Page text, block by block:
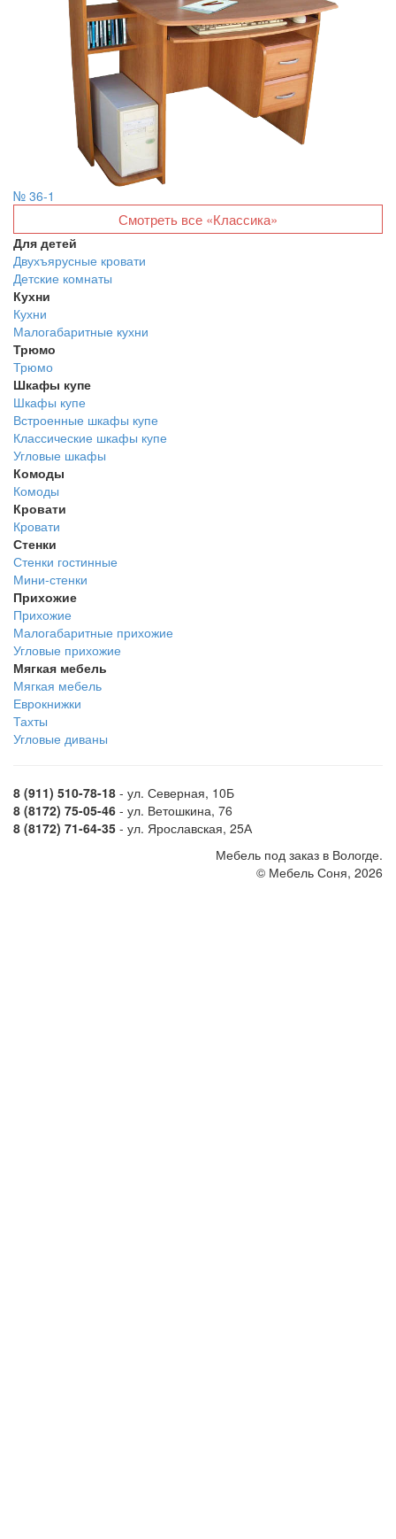
№ 36-1
Смотреть все «Классика»
Для детей
Двухъярусные кровати
Детские комнаты
Кухни
Кухни
Малогабаритные кухни
Трюмо
Трюмо
Шкафы купе
Шкафы купе
Встроенные шкафы купе
Классические шкафы купе
Угловые шкафы
Комоды
Комоды
Кровати
Кровати
Стенки
Стенки гостинные
Мини-стенки
Прихожие
Прихожие
Малогабаритные прихожие
Угловые прихожие
Мягкая мебель
Мягкая мебель
Еврокнижки
Тахты
Угловые диваны
8 (911) 510-78-18 - ул. Северная, 10Б
8 (8172) 75-05-46 - ул. Ветошкина, 76
8 (8172) 71-64-35 - ул. Ярославская, 25А
Мебель под заказ в Вологде.
© Мебель Соня, 2026